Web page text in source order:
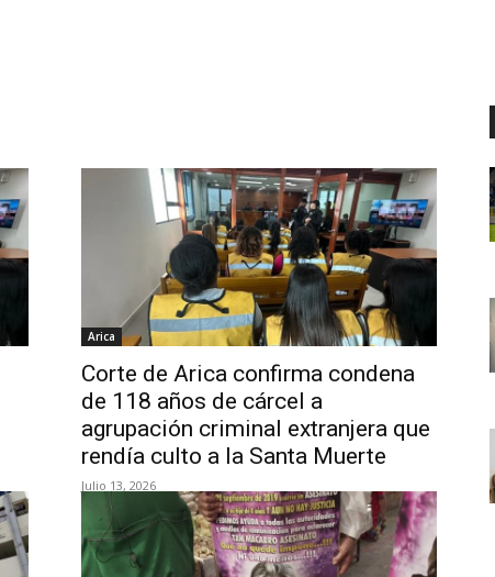
Arica
Corte de Arica confirma condena
de 118 años de cárcel a
agrupación criminal extranjera que
rendía culto a la Santa Muerte
Julio 13, 2026